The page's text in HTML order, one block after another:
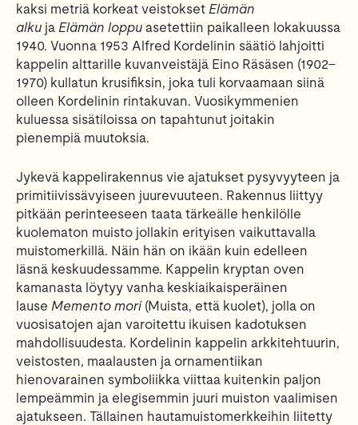
kaksi metriä korkeat veistokset Elämän
alku ja Elämän loppu asetettiin paikalleen lokakuussa
1940. Vuonna 1953 Alfred Kordelinin säätiö lahjoitti
kappelin alttarille kuvanveistäjä Eino Räsäsen (1902–
1970) kullatun krusifiksin, joka tuli korvaamaan siinä
olleen Kordelinin rintakuvan. Vuosikymmenien
kuluessa sisätiloissa on tapahtunut joitakin
pienempiä muutoksia.
Jykevä kappelirakennus vie ajatukset pysyvyyteen ja
primitiivissävyiseen juurevuuteen. Rakennus liittyy
pitkään perinteeseen taata tärkeälle henkilölle
kuolematon muisto jollakin erityisen vaikuttavalla
muistomerkillä. Näin hän on ikään kuin edelleen
läsnä keskuudessamme. Kappelin kryptan oven
kamanasta löytyy vanha keskiaikaisperäinen
lause Memento mori (Muista, että kuolet), jolla on
vuosisatojen ajan varoitettu ikuisen kadotuksen
mahdollisuudesta. Kordelinin kappelin arkkitehtuurin,
veistosten, maalausten ja ornamentiikan
hienovarainen symboliikka viittaa kuitenkin paljon
lempeämmin ja elegisemmin juuri muiston vaalimisen
ajatukseen. Tällainen hautamuistomerkkeihin liitetty